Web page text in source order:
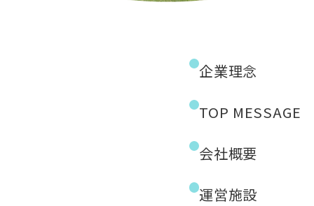
企業理念
TOP MESSAGE
会社概要
運営施設